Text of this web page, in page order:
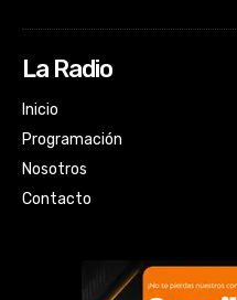
La Radio
Inicio
Programación
Nosotros
Contacto